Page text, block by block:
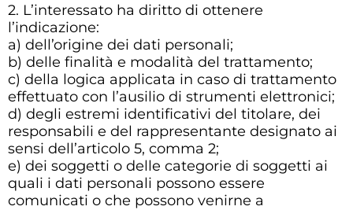
2. L’interessato ha diritto di ottenere
l’indicazione:
a) dell’origine dei dati personali;
b) delle finalità e modalità del trattamento;
c) della logica applicata in caso di trattamento
effettuato con l’ausilio di strumenti elettronici;
d) degli estremi identificativi del titolare, dei
responsabili e del rappresentante designato ai
sensi dell’articolo 5, comma 2;
e) dei soggetti o delle categorie di soggetti ai
quali i dati personali possono essere
comunicati o che possono venirne a